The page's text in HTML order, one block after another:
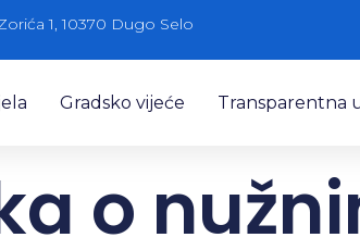
1, 10370 Dugo Selo
Gradsko vijeće Transparentna
o